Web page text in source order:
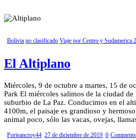
Bolivia no clasificado Viaje por Centro y Sudamerica
El Altiplano
Miércoles, 9 de octubre a martes, 15 de
Park El miércoles salimos de la ciudad
suburbio de La Paz. Conducimos en el
4100m, el paisaje es grandioso y
animal poco, sólo las vacas, ovejas,
Porjeancroy44 27 de diciembre de 2019 0 Comments